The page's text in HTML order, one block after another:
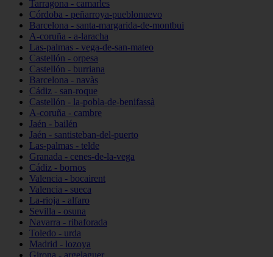
Tarragona - camarles
Córdoba - peñarroya-pueblonuevo
Barcelona - santa-margarida-de-montbui
A-coruña - a-laracha
Las-palmas - vega-de-san-mateo
Castellón - orpesa
Castellón - burriana
Barcelona - navàs
Cádiz - san-roque
Castellón - la-pobla-de-benifassà
A-coruña - cambre
Jaén - bailén
Jaén - santisteban-del-puerto
Las-palmas - telde
Granada - cenes-de-la-vega
Cádiz - bornos
Valencia - bocairent
Valencia - sueca
La-rioja - alfaro
Sevilla - osuna
Navarra - ribaforada
Toledo - urda
Madrid - lozoya
Girona - argelaguer